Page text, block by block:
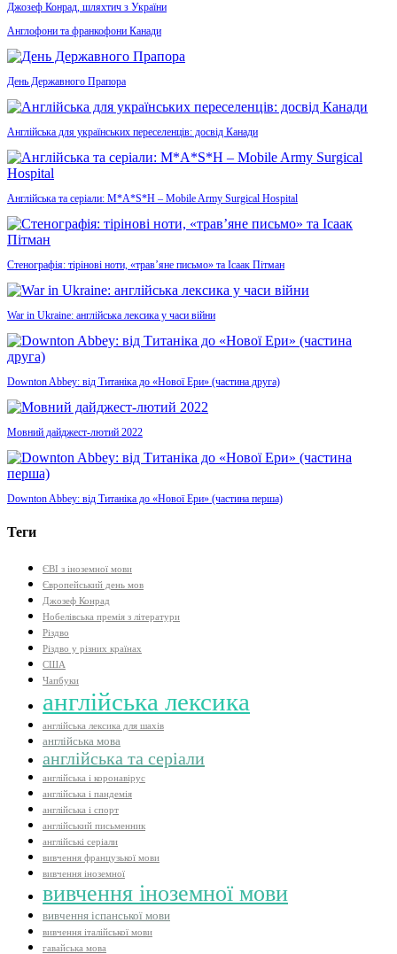
Джозеф Конрад, шляхтич з України
Англофони та франкофони Канади
День Державного Прапора
Англійська для українських переселенців: досвід Канади
Англійська та серіали: M*A*S*H – Mobile Army Surgical Hospital
Стенографія: тірінові ноти, «трав’яне письмо» та Ісаак Пітман
War in Ukraine: англійська лексика у часи війни
Downton Abbey: від Титаніка до «Нової Ери» (частина друга)
Мовний дайджест-лютий 2022
Downton Abbey: від Титаніка до «Нової Ери» (частина перша)
Теги
ЄВІ з іноземної мови
Європейський день мов
Джозеф Конрад
Нобелівська премія з літератури
Різдво
Різдво у різних країнах
США
Чапбуки
англійська лексика
англійська лексика для шахів
англійська мова
англійська та серіали
англійська і коронавірус
англійська і пандемія
англійська і спорт
англійський письменник
англійські серіали
вивчення французької мови
вивчення іноземної
вивчення іноземної мови
вивчення іспанської мови
вивчення італійської мови
гавайська мова